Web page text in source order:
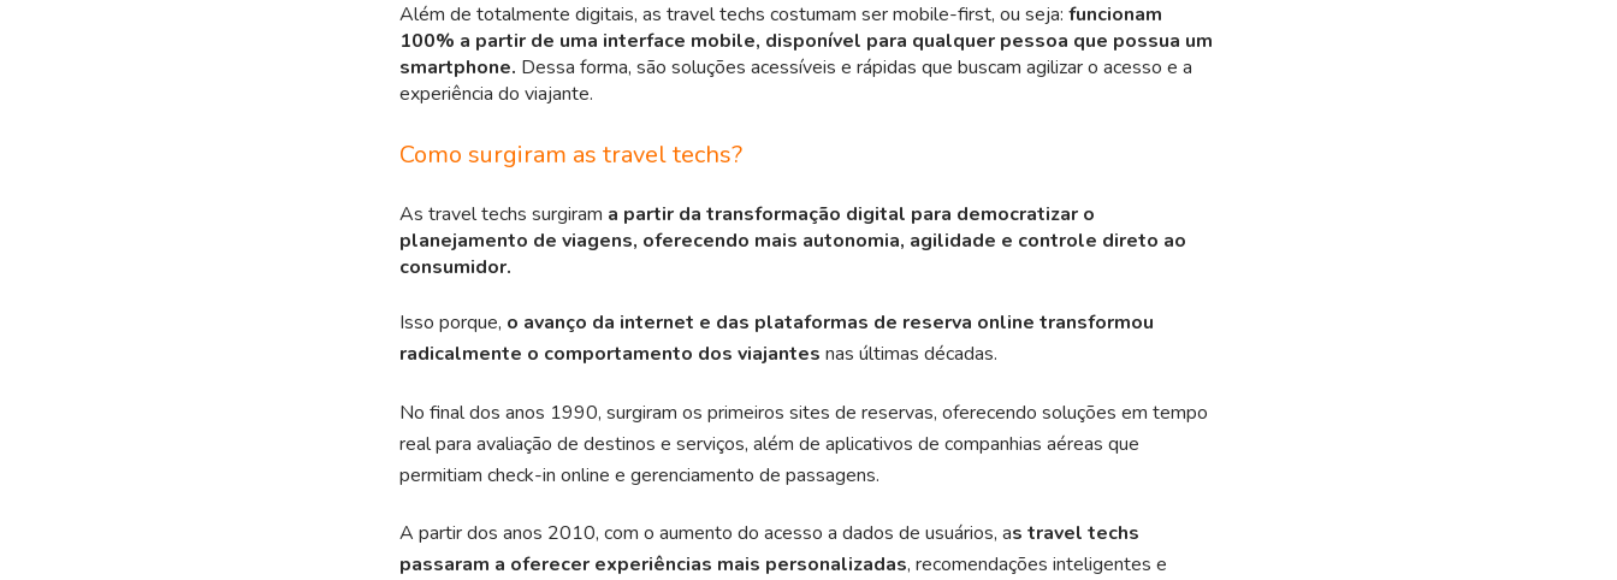
Além de totalmente digitais, as travel techs costumam ser mobile-first, ou seja: funcionam
100% a partir de uma interface mobile, disponível para qualquer pessoa que possua um
smartphone. Dessa forma, são soluções acessíveis e rápidas que buscam agilizar o acesso e a
experiência do viajante.
Como surgiram as travel techs?
As travel techs surgiram a partir da transformação digital para democratizar o
planejamento de viagens, oferecendo mais autonomia, agilidade e controle direto ao
consumidor.
Isso porque, o avanço da internet e das plataformas de reserva online transformou
radicalmente o comportamento dos viajantes nas últimas décadas.
No final dos anos 1990, surgiram os primeiros sites de reservas, oferecendo soluções em tempo
real para avaliação de destinos e serviços, além de aplicativos de companhias aéreas que
permitiam check-in online e gerenciamento de passagens.
A partir dos anos 2010, com o aumento do acesso a dados de usuários, as travel techs
passaram a oferecer experiências mais personalizadas, recomendações inteligentes e